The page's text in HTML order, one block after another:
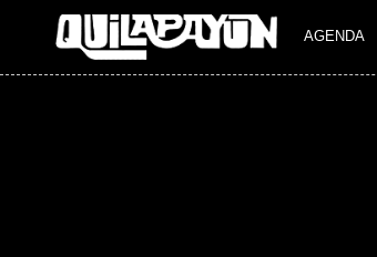
AGENDA